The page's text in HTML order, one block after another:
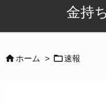
金持
ホーム > 速報